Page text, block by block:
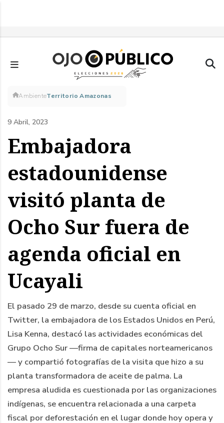
principal
Sobrescribir
enlaces
de
ayuda
a
la
navegación
AmbienteTerritorio Amazonas
9 Abril, 2023
Embajadora
estadounidense
visitó planta de
Ocho Sur fuera de
agenda oficial en
Ucayali
El pasado 29 de marzo, desde su cuenta oficial en
Twitter, la embajadora de los Estados Unidos en Perú,
Lisa Kenna, destacó las actividades económicas del
Grupo Ocho Sur —firma de capitales norteamericanos
— y compartió fotografías de la visita que hizo a su
planta transformadora de aceite de palma. La
empresa aludida es cuestionada por las organizaciones
indígenas, se encuentra relacionada a una carpeta
fiscal por deforestación en el lugar donde hoy opera y